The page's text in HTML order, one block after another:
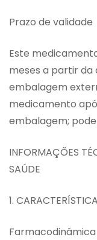
Prazo de validade
Este
meses a partir
embalagem
medicamento
embalagem;
INFORMAÇÕES
SAÚDE
1.
Farmacodinâmica